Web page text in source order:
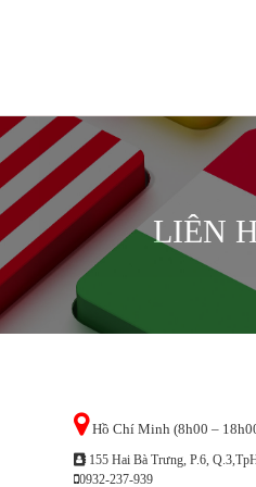
LIÊN
Hồ Chí Minh (8h00 –
155 Hai Bà Trưng, P.6,
0932-237-939